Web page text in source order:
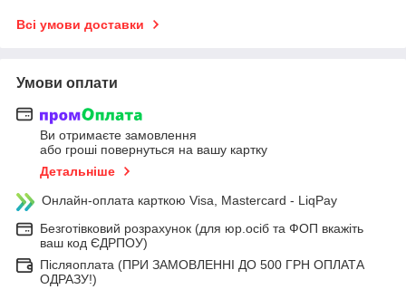
Всі умови доставки
Умови оплати
Ви отримаєте замовлення
або гроші повернуться на вашу картку
Детальніше
Онлайн-оплата карткою Visa, Mastercard - LiqPay
Безготівковий розрахунок (для юр.осіб та ФОП вкажіть
ваш код ЄДРПОУ)
Післяоплата (ПРИ ЗАМОВЛЕННІ ДО 500 ГРН ОПЛАТА
ОДРАЗУ!)